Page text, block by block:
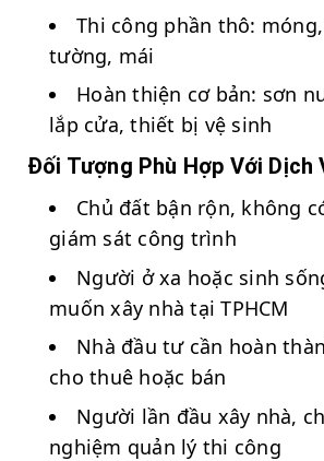
Thi công phần thô:
tường, mái
Hoàn thiện cơ bản: sơn
lắp cửa, thiết bị vệ sinh
Đối Tượng Phù Hợp Với Dịch
Chủ đất bận rộn, không
giám sát công trình
Người ở xa hoặc sinh
muốn xây nhà tại TPHCM
Nhà đầu tư cần hoàn
cho thuê hoặc bán
Người lần đầu xây nhà,
nghiệm quản lý thi công